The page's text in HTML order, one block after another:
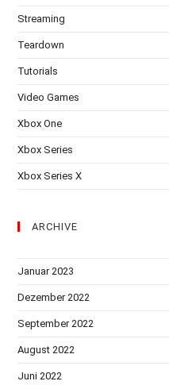
Streaming
Teardown
Tutorials
Video Games
Xbox One
Xbox Series
Xbox Series X
ARCHIVE
Januar 2023
Dezember 2022
September 2022
August 2022
Juni 2022